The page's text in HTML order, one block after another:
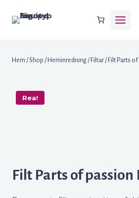
Hem /Shop / Heminredning / Filtar / Filt Parts
Rea!
Filt Parts of passion